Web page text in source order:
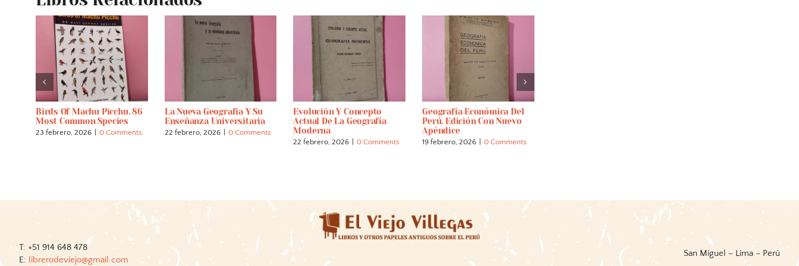
Birds Of Machu Picchu. 86
Most Common Species
23 febrero, 2026 0 Comments
La Nueva Geografía Y Su
Enseñanza Universitaria
22 febrero, 2026 0 Comments
Evolución Y Concepto
Actual De La Geografía
Moderna
22 febrero, 2026 0 Comments
Geografía Económica Del
Perú. Edición Con Nuevo
Apéndice
19 febrero, 2026 0 Comments
T: +51 914 648 478
E: librerodeviejo@gmail.com
San Miguel – Lima – Perú